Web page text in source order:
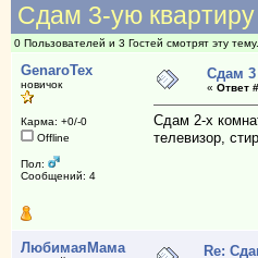
Сдам 3-ую квартиру
0 Пользователей и 3 Гостей смотрят эту тему.
GenaroTex
новичок
Карма: +0/-0
Offline
Пол:
Сообщений: 4
Сдам 3
« Ответ
Сдам 2-х
телевизор,
ЛюбимаяМама Re: